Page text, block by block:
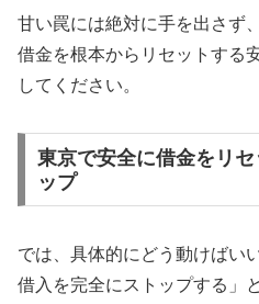
甘い罠には絶対に手を出さず
借金を根本からリセットする
してください。
東京で安全に借金をリ
ップ
では、具体的にどう動けばい
借入を完全にストップする」